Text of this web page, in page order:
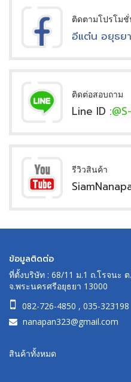
ติดตามโปรโม
อีแต๋น อยุธยา
ติดต่อสอบถาม
Line ID :
รีวิวสินค้า
ข้อมูลติดต่อ
ที่ตั้งบริษัท : 68/11 ม.1 ถ.โรจนะ
จ.พระนครศรีอยุธยา 13000
082-726-4850 , 035-323198
nanapan323@gmail.com
สินค้าทั้งหมด